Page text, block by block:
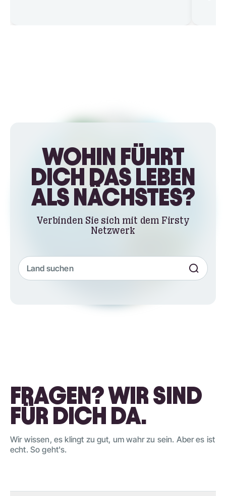
WOHIN FÜHRT
DICH DAS LEBEN
ALS NÄCHSTES?
Verbinden Sie sich mit dem Firsty
Netzwerk
FRAGEN? WIR SIND
FÜR DICH DA.
Wir wissen, es klingt zu gut, um wahr zu sein. Aber es ist
echt. So geht's.